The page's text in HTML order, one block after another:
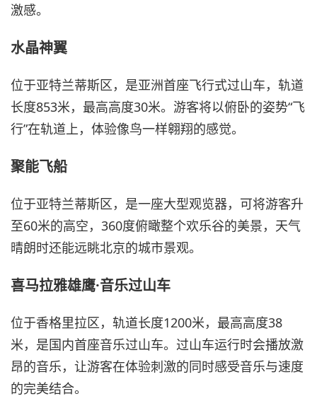
激感。
水晶神翼
位于亚特兰蒂斯区，是亚洲首座飞行式过山车，轨道
长度853米，最高高度30米。游客将以俯卧的姿势“飞
行”在轨道上，体验像鸟一样翱翔的感觉。
聚能飞船
位于亚特兰蒂斯区，是一座大型观览器，可将游客升
至60米的高空，360度俯瞰整个欢乐谷的美景，天气
晴朗时还能远眺北京的城市景观。
喜马拉雅雄鹰·音乐过山车
位于香格里拉区，轨道长度1200米，最高高度38
米，是国内首座音乐过山车。过山车运行时会播放激
昂的音乐，让游客在体验刺激的同时感受音乐与速度
的完美结合。